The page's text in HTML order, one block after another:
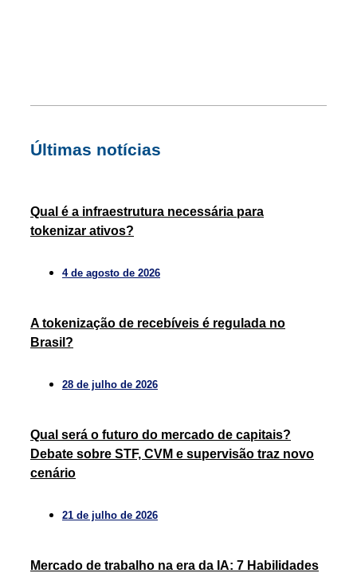
Últimas notícias
Qual é a infraestrutura necessária para
tokenizar ativos?
4 de agosto de 2026
A tokenização de recebíveis é regulada no
Brasil?
28 de julho de 2026
Qual será o futuro do mercado de capitais?
Debate sobre STF, CVM e supervisão traz novo
cenário
21 de julho de 2026
Mercado de trabalho na era da IA: 7 Habilidades